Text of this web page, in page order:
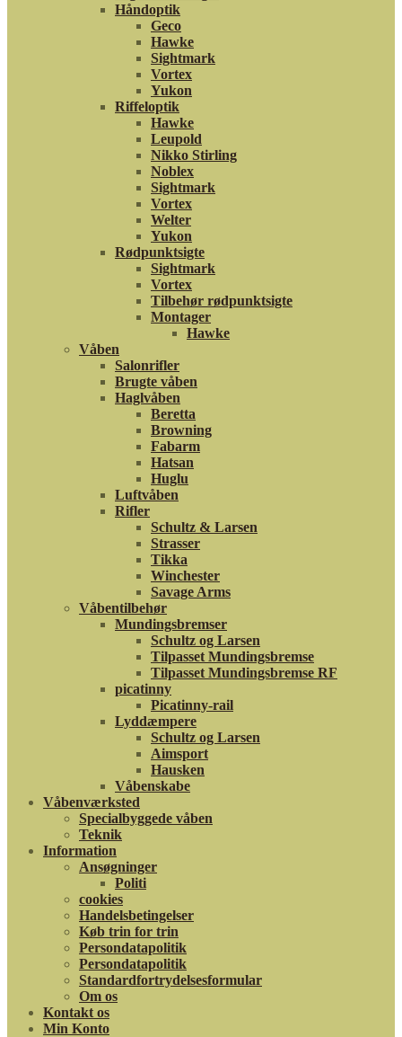
Håndoptik
Geco
Hawke
Sightmark
Vortex
Yukon
Riffeloptik
Hawke
Leupold
Nikko Stirling
Noblex
Sightmark
Vortex
Welter
Yukon
Rødpunktsigte
Sightmark
Vortex
Tilbehør rødpunktsigte
Montager
Hawke
Våben
Salonrifler
Brugte våben
Haglvåben
Beretta
Browning
Fabarm
Hatsan
Huglu
Luftvåben
Rifler
Schultz & Larsen
Strasser
Tikka
Winchester
Savage Arms
Våbentilbehør
Mundingsbremser
Schultz og Larsen
Tilpasset Mundingsbremse
Tilpasset Mundingsbremse RF
picatinny
Picatinny-rail
Lyddæmpere
Schultz og Larsen
Aimsport
Hausken
Våbenskabe
Våbenværksted
Specialbyggede våben
Teknik
Information
Ansøgninger
Politi
cookies
Handelsbetingelser
Køb trin for trin
Persondatapolitik
Persondatapolitik
Standardfortrydelsesformular
Om os
Kontakt os
Min Konto